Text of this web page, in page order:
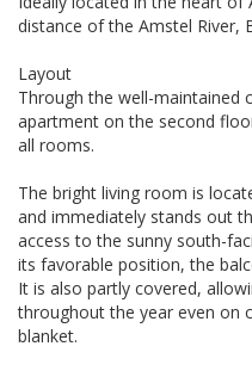
distance of the Amstel River,
Layout
Through the well-maintained
apartment on the second
all rooms.
The bright living room is
and immediately stands out
access to the sunny south-
its favorable position, the
It is also partly covered,
throughout the year even on
blanket.